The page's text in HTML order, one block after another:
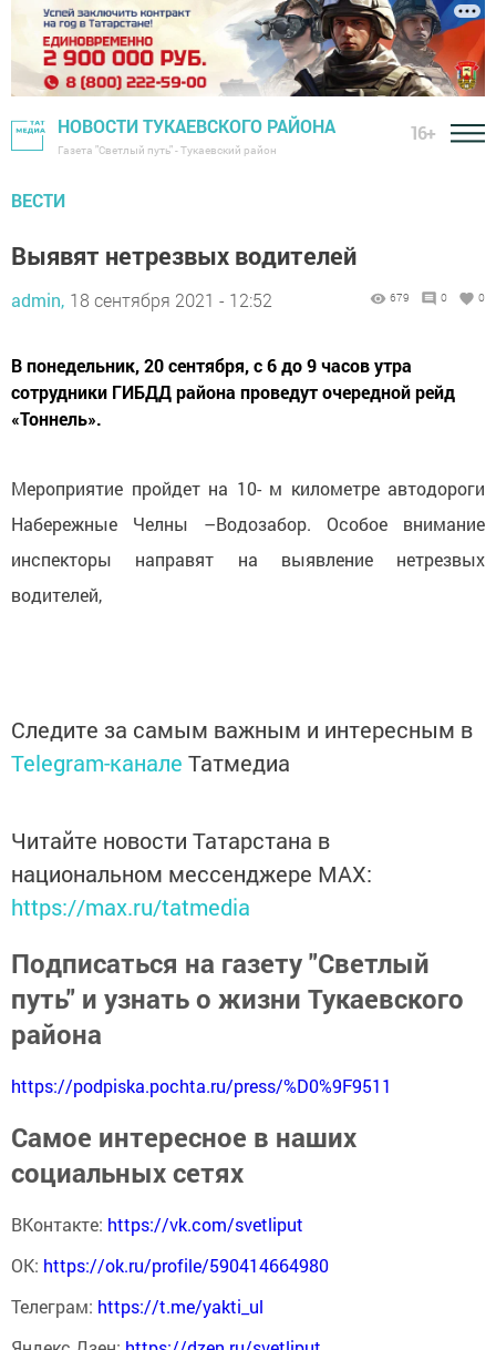
НОВОСТИ ТУКАЕВСКОГО РАЙОНА
Газета "Светлый путь" - Тукаевский район
16+
ВЕСТИ
Выявят нетрезвых водителей
admin, 18 сентября 2021 - 12:52 679 0 0
В понедельник, 20 сентября, с 6 до 9 часов утра
сотрудники ГИБДД района проведут очередной рейд
«Тоннель».
Мероприятие пройдет на 10- м километре автодороги
Набережные Челны –Водозабор. Особое внимание
инспекторы направят на выявление нетрезвых
водителей,
Следите за самым важным и интересным в
Telegram-канале Татмедиа
Читайте новости Татарстана в
национальном мессенджере MАХ:
https://max.ru/tatmedia
Подписаться на газету "Светлый
путь" и узнать о жизни Тукаевского
района
https://podpiska.pochta.ru/press/%D0%9F9511
Самое интересное в наших
социальных сетях
ВКонтакте: https://vk.com/svetliput
ОК: https://ok.ru/profile/590414664980
Телеграм: https://t.me/yakti_ul